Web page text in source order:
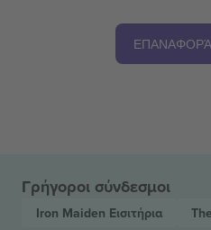
Γρήγοροι σύνδεσμοι
Iron Maiden Εισιτήρια